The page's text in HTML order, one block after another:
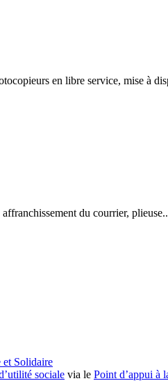
en libre service, mise à
du courrier,
et Solidaire
sociale via le Point d’appui à